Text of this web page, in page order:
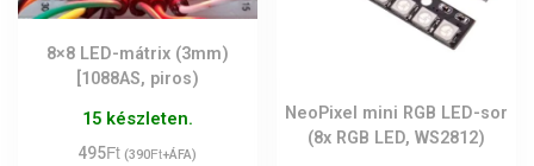
8×8 LED-mátrix (3mm)
[1088AS, piros)
15 készleten.
495Ft (390Ft+ÁFA)
NeoPixel mini RGB LED-sor
(8x RGB LED, WS2812)